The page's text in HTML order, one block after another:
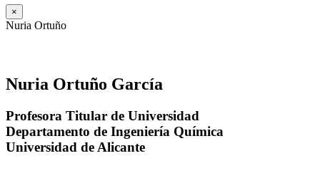
×
Nuria Ortuño
Nuria Ortuño García
Profesora Titular de Universidad
Departamento de Ingeniería Química
Universidad de Alicante